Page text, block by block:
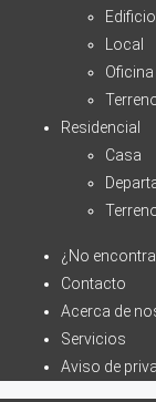
Edificio
Local
Oficina
Residencial
Casa
¿No
Contacto
Acerca de
Servicios
Aviso de